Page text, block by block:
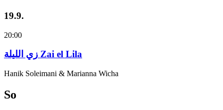
19.9.
20:00
زي‌ اللیلة Zai el Lila
Hanik Soleimani & Marianna Wicha
So